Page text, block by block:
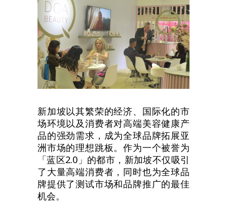
新加坡以其繁荣的经济、国际化的市
场环境以及消费者对高端美容健康产
品的强劲需求，成为全球品牌拓展亚
洲市场的理想跳板。作为一个被誉为
「蓝区2.0」的都市，新加坡不仅吸引
了大量高端消费者，同时也为全球品
牌提供了测试市场和品牌推广的最佳
机会。